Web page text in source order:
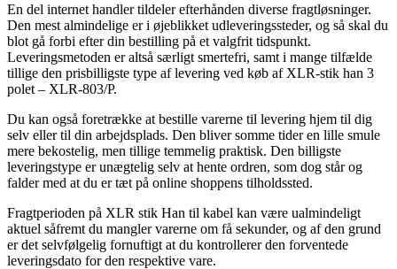
En del internet handler tildeler efterhånden diverse fragtløsninger.
Den mest almindelige er i øjeblikket udleveringssteder, og så skal du
blot gå forbi efter din bestilling på et valgfrit tidspunkt.
Leveringsmetoden er altså særligt smertefri, samt i mange tilfælde
tillige den prisbilligste type af levering ved køb af XLR-stik han 3
polet – XLR-803/P.
Du kan også foretrække at bestille varerne til levering hjem til dig
selv eller til din arbejdsplads. Den bliver somme tider en lille smule
mere bekostelig, men tillige temmelig praktisk. Den billigste
leveringstype er unægtelig selv at hente ordren, som dog står og
falder med at du er tæt på online shoppens tilholdssted.
Fragtperioden på XLR stik Han til kabel kan være ualmindeligt
aktuel såfremt du mangler varerne om få sekunder, og af den grund
er det selvfølgelig fornuftigt at du kontrollerer den forventede
leveringsdato for den respektive vare.